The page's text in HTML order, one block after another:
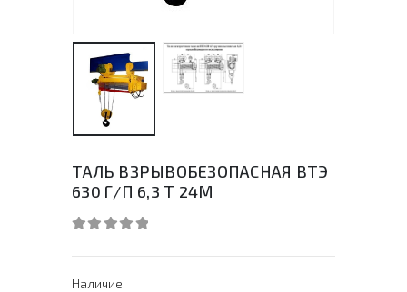
ТАЛЬ ВЗРЫВОБЕЗОПАСНАЯ ВТЭ
630 Г/П 6,3 Т 24М
Наличие: